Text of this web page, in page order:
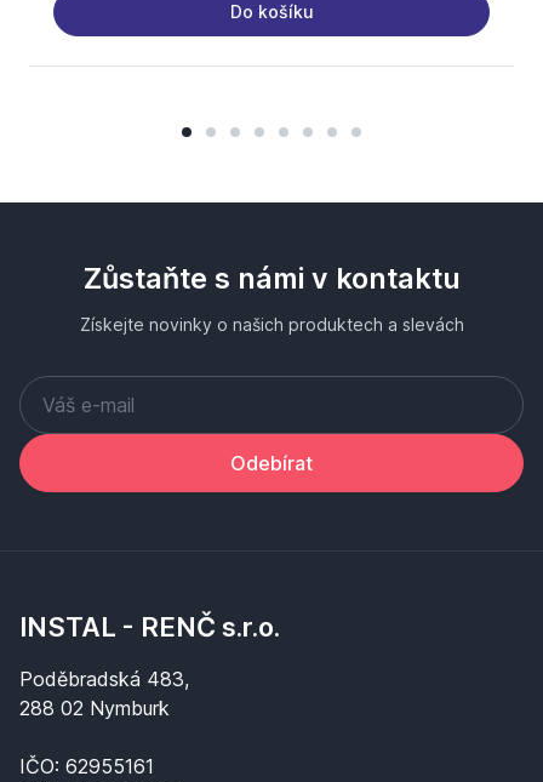
Do košíku
Zůstaňte s námi v kontaktu
Získejte novinky o našich produktech a slevách
Odebírat
INSTAL - RENČ s.r.o.
Poděbradská 483,
288 02 Nymburk
IČO: 62955161